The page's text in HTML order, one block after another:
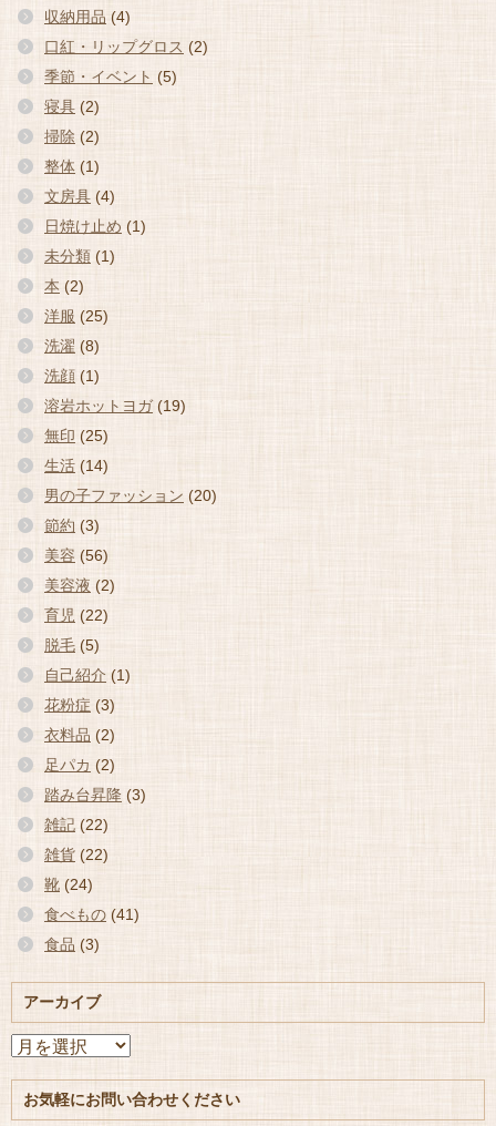
収納用品 (4)
口紅・リップグロス (2)
季節・イベント (5)
寝具 (2)
掃除 (2)
整体 (1)
文房具 (4)
日焼け止め (1)
未分類 (1)
本 (2)
洋服 (25)
洗濯 (8)
洗顔 (1)
溶岩ホットヨガ(19)
無印 (25)
生活 (14)
男の子ファッション (20)
節約 (3)
美容 (56)
美容液 (2)
育児 (22)
脱毛 (5)
自己紹介 (1)
花粉症 (3)
衣料品 (2)
足パカ (2)
踏み台昇降 (3)
雑記 (22)
雑貨 (22)
靴 (24)
食べもの (41)
食品 (3)
アーカイブ
ア
イ
お気軽にお問い合わせください